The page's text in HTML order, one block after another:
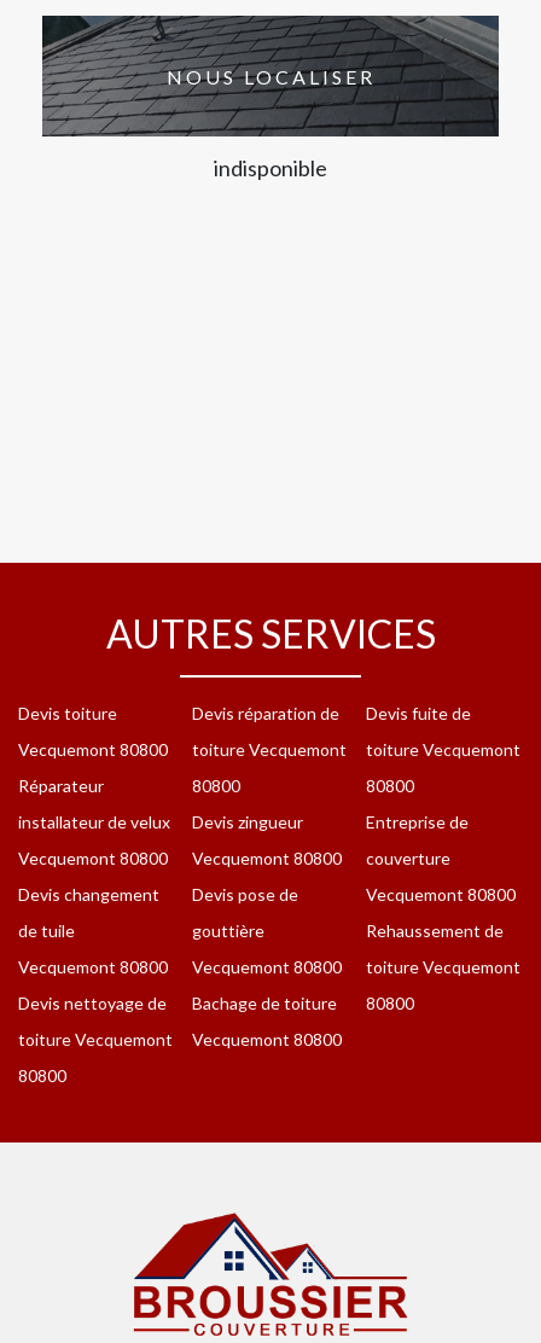
NOUS LOCALISER
indisponible
AUTRES SERVICES
Devis toiture
Vecquemont 80800
Réparateur
installateur de velux
Vecquemont 80800
Devis changement
de tuile
Vecquemont 80800
Devis nettoyage de
toiture Vecquemont
80800
Devis réparation de
toiture Vecquemont
80800
Devis zingueur
Vecquemont 80800
Devis pose de
gouttière
Vecquemont 80800
Bachage de toiture
Vecquemont 80800
Devis fuite de
toiture Vecquemont
80800
Entreprise de
couverture
Vecquemont 80800
Rehaussement de
toiture Vecquemont
80800